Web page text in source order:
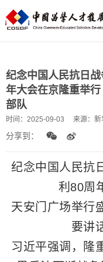
纪念中国人民抗日
年大会在京隆重举
部队
时间： 2025-09-03 来源： 新
分享到：
纪念中国人民抗
利80周
天安门广场举行
要讲
习近平强调，隆